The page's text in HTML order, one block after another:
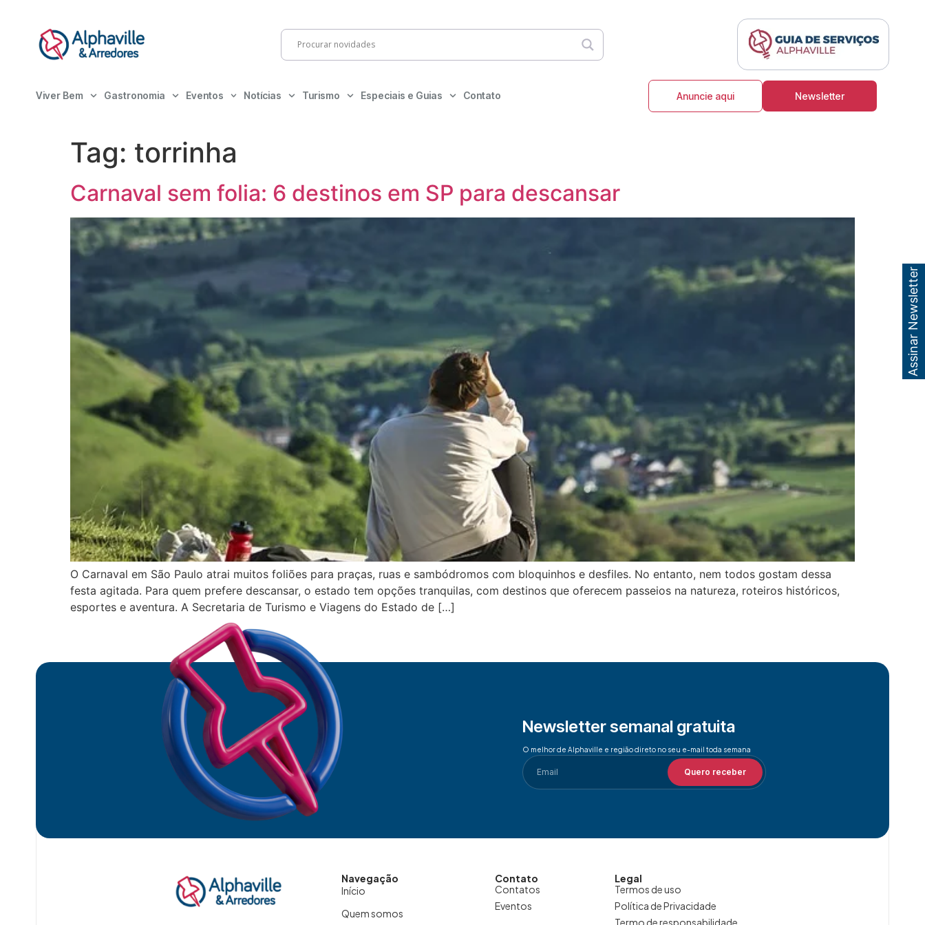
Viver Bem Gastronomia Eventos Notícias Turismo Especiais e Guias Contato Anuncie aqui Newsletter
Tag: torrinha
Carnaval sem folia: 6 destinos em SP para descansar
O Carnaval em São Paulo atrai muitos foliões para praças, ruas e sambódromos com bloquinhos e desfiles. No entanto, nem todos gostam dessa
festa agitada. Para quem prefere descansar, o estado tem opções tranquilas, com destinos que oferecem passeios na natureza, roteiros históricos,
esportes e aventura. A Secretaria de Turismo e Viagens do Estado de […]
Newsletter semanal gratuita
O melhor de Alphaville e região direto no seu e-mail toda semana
Quero receber
Navegação
Início
Quem somos
Contato
Contatos
Eventos
Legal
Termos de uso
Política de Privacidade
Termo de responsabilidade
Assinar Newsletter